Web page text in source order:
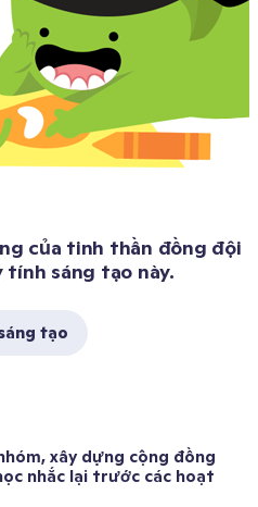
của tinh thần đồng đội
sáng tạo này.
tạo
xây dựng cộng đồng
nhắc lại trước các hoạt